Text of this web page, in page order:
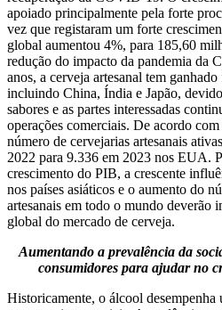
apoiado principalmente pela forte
vez que registaram um forte
global aumentou 4%, para 185,60
redução do impacto da pandemia da
anos, a cerveja artesanal tem
incluindo China, Índia e Japão,
sabores e as partes interessadas
operações comerciais. De acordo
número de cervejarias artesanais
2022 para 9.336 em 2023 nos EUA.
crescimento do PIB, a crescente
nos países asiáticos e o aumento do
artesanais em todo o mundo deverão
global do mercado de cerveja.
Aumentando a prevalência da
consumidores para ajudar no
Historicamente, o álcool desempenha